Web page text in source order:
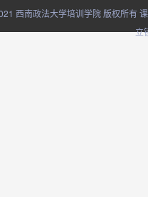
西南政法大学培训学院 版权所有
立